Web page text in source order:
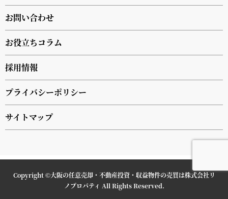
お問い合わせ
お役立ちコラム
採用情報
プライバシーポリシー
サイトマップ
Copyright ©大阪の任意売却・不動産投資・収益物件の売買は株式会社リ
ノプロパティ All Rights Reserved.